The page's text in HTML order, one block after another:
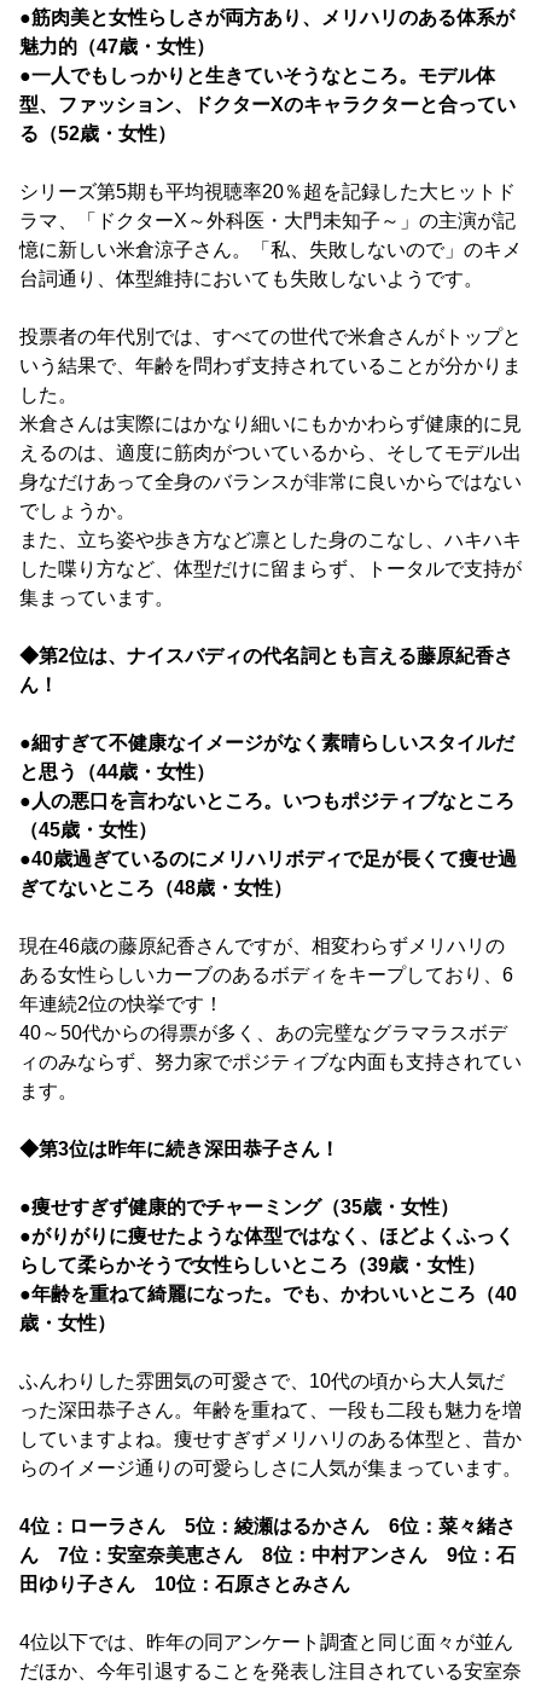
●筋肉美と女性らしさが両方あり、メリハリのある体系が
魅力的（47歳・女性）
●一人でもしっかりと生きていそうなところ。モデル体
型、ファッション、ドクターXのキャラクターと合ってい
る（52歳・女性）
シリーズ第5期も平均視聴率20％超を記録した大ヒットド
ラマ、「ドクターX～外科医・大門未知子～」の主演が記
憶に新しい米倉涼子さん。「私、失敗しないので」のキメ
台詞通り、体型維持においても失敗しないようです。
投票者の年代別では、すべての世代で米倉さんがトップと
いう結果で、年齢を問わず支持されていることが分かりま
した。
米倉さんは実際にはかなり細いにもかかわらず健康的に見
えるのは、適度に筋肉がついているから、そしてモデル出
身なだけあって全身のバランスが非常に良いからではない
でしょうか。
また、立ち姿や歩き方など凛とした身のこなし、ハキハキ
した喋り方など、体型だけに留まらず、トータルで支持が
集まっています。
◆第2位は、ナイスバディの代名詞とも言える藤原紀香さ
ん！
●細すぎて不健康なイメージがなく素晴らしいスタイルだ
と思う（44歳・女性）
●人の悪口を言わないところ。いつもポジティブなところ
（45歳・女性）
●40歳過ぎているのにメリハリボディで足が長くて痩せ過
ぎてないところ（48歳・女性）
現在46歳の藤原紀香さんですが、相変わらずメリハリの
ある女性らしいカーブのあるボディをキープしており、6
年連続2位の快挙です！
40～50代からの得票が多く、あの完璧なグラマラスボデ
ィのみならず、努力家でポジティブな内面も支持されてい
ます。
◆第3位は昨年に続き深田恭子さん！
●痩せすぎず健康的でチャーミング（35歳・女性）
●がりがりに痩せたような体型ではなく、ほどよくふっく
らして柔らかそうで女性らしいところ（39歳・女性）
●年齢を重ねて綺麗になった。でも、かわいいところ（40
歳・女性）
ふんわりした雰囲気の可愛さで、10代の頃から大人気だ
った深田恭子さん。年齢を重ねて、一段も二段も魅力を増
していますよね。痩せすぎずメリハリのある体型と、昔か
らのイメージ通りの可愛らしさに人気が集まっています。
4位：ローラさん 5位：綾瀬はるかさん 6位：菜々緒さ
ん 7位：安室奈美恵さん 8位：中村アンさん 9位：石
田ゆり子さん 10位：石原さとみさん
4位以下では、昨年の同アンケート調査と同じ面々が並ん
だほか、今年引退することを発表し注目されている安室奈